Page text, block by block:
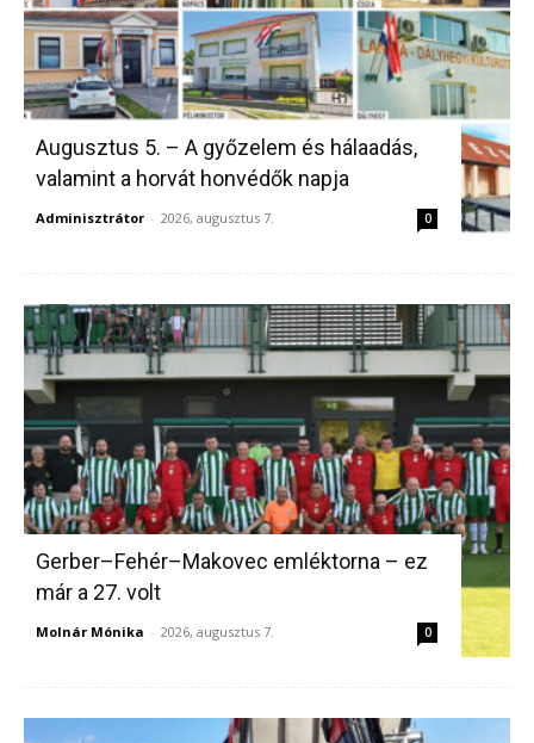
Augusztus 5. – A győzelem és hálaadás,
valamint a horvát honvédők napja
Adminisztrátor - 2026, augusztus 7. 0
Gerber–Fehér–Makovec emléktorna – ez
már a 27. volt
Molnár Mónika - 2026, augusztus 7. 0